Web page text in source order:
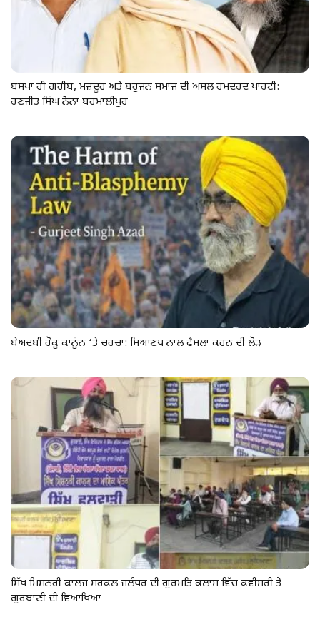
ਬਸਪਾ ਹੀ ਗਰੀਬ, ਮਜ਼ਦੂਰ ਅਤੇ ਬਹੁਜਨ ਸਮਾਜ ਦੀ ਅਸਲ ਹਮਦਰਦ ਪਾਰਟੀ:
ਰਣਜੀਤ ਸਿੰਘ ਨੋਨਾ ਬਰਮਾਲੀਪੁਰ
ਬੇਅਦਬੀ ਰੋਕੂ ਕਾਨੂੰਨ ‘ਤੇ ਚਰਚਾ: ਸਿਆਣਪ ਨਾਲ ਫੈਸਲਾ ਕਰਨ ਦੀ ਲੋੜ
ਸਿੱਖ ਮਿਸ਼ਨਰੀ ਕਾਲਜ ਸਰਕਲ ਜਲੰਧਰ ਦੀ ਗੁਰਮਤਿ ਕਲਾਸ ਵਿੱਚ ਕਵੀਸ਼ਰੀ ਤੇ
ਗੁਰਬਾਣੀ ਦੀ ਵਿਆਖਿਆ